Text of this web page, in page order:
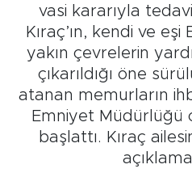
vasi kararıyla
Kıraç’ın, kendi ve
yakın çevrelerin
çıkarıldığı öne
atanan memurların
Emniyet Müdürlüğü
başlattı. Kıraç